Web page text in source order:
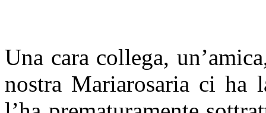
Una cara collega,
nostra Mariarosaria ci ha